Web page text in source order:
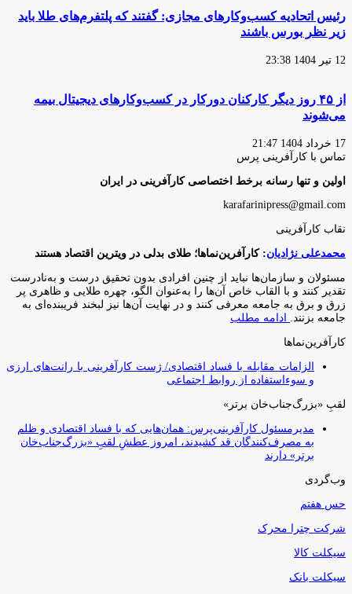
‏رئیس اتحادیه کسب‌وکارهای مجازی: گفتند که پلتفرم‌های طلا باید
زیر نظر بورس باشند
12 تیر 1404 23:38
از ۴۵ روز دیگر کارکنان دورکار در کسب‌وکار‌های دیجیتال بیمه
می‌شوند
17 خرداد 1404 21:47
تماس با کارآفرینی پرس
اولین و تنها رسانه برخط اختصاصی کارآفرینی در ایران
karafarinipress@gmail.com
نقاب کارآفرینی
محمدعلی نژادیان: کارآفرین‌نماها؛ طلای بدلی در ویترین اقتصاد هستند
مسئولان و سازمان‌ها نباید از چنین افرادی بدون تحقیق درست و به‌نادرست
تقدیر کنند و با القاب خاص آ‌ن‌ها را به‌عنوان الگو، چهره طلایی و ظاهری پر
زرق و برق به جامعه معرفی کنند و در نهایت آن‌ها نیز لبخند فریبنده‌ای به
جامعه بزنند.
ادامه مطلب
کارآفرین‌نماها
الزامات مقابله با فساد اقتصادی/ ژست کارآفرینی با رانت‌های ارزی
و سوءاستفاده از روابط اجتماعی
لقبِ «بزرگ‌جناب‌خان برتر»
مدیرمسئول کارآفرینی‌پرس: همان‌هایی که با فساد اقتصادی و ظلم
به مصرف‌کنندگان قد کشیدند، امروز عطشِ لقبِ «بزرگ‌جناب‌خان
برتر» دارند
وب‌گردی
حس هفتم
شرکت چترا محرک
سیکلت کالا
سیکلت بانک